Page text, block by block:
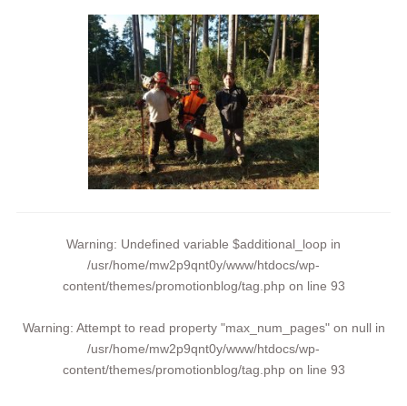
Warning: Undefined variable $additional_loop in
/usr/home/mw2p9qnt0y/www/htdocs/wp-
content/themes/promotionblog/tag.phpon line 93
Warning: Attempt to read property "max_num_pages" on null in
/usr/home/mw2p9qnt0y/www/htdocs/wp-
content/themes/promotionblog/tag.phpon line 93